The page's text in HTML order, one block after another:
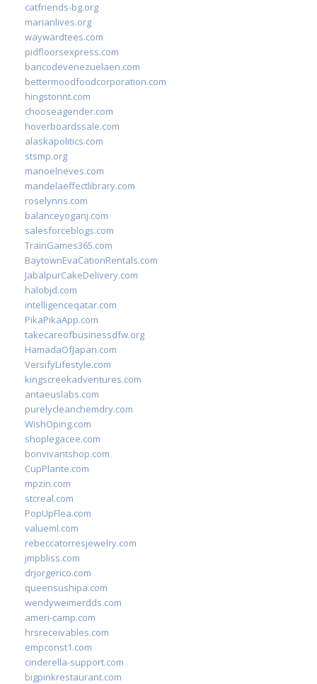
catfriends-bg.org
marianlives.org
waywardtees.com
pidfloorsexpress.com
bancodevenezuelaen.com
bettermoodfoodcorporation.com
hingstonnt.com
chooseagender.com
hoverboardssale.com
alaskapolitics.com
stsmp.org
manoelneves.com
mandelaeffectlibrary.com
roselynns.com
balanceyoganj.com
salesforceblogs.com
TrainGames365.com
BaytownEvaCationRentals.com
JabalpurCakeDelivery.com
halobjd.com
intelligenceqatar.com
PikaPikaApp.com
takecareofbusinessdfw.org
HamadaOfJapan.com
VersifyLifestyle.com
kingscreekadventures.com
antaeuslabs.com
purelycleanchemdry.com
WishOping.com
shoplegacee.com
bonvivantshop.com
CupPlante.com
mpzin.com
stcreal.com
PopUpFlea.com
valueml.com
rebeccatorresjewelry.com
jmpbliss.com
drjorgerico.com
queensushipa.com
wendyweimerdds.com
ameri-camp.com
hrsreceivables.com
empconst1.com
cinderella-support.com
bigpinkrestaurant.com